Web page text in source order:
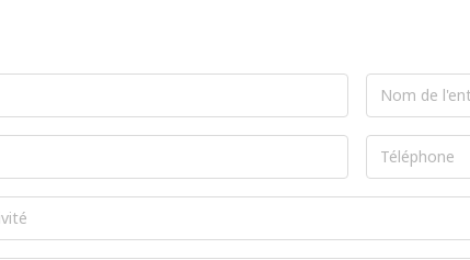
Nom
de
l'entreprise
Téléphone